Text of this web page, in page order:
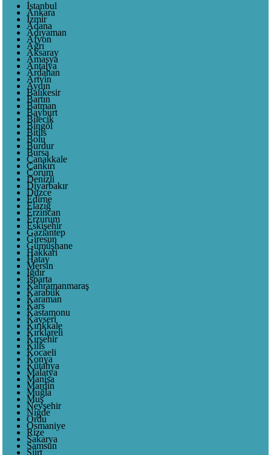
İstanbul
Ankara
İzmir
Adana
Adıyaman
Afyon
Ağrı
Aksaray
Amasya
Antalya
Ardahan
Artvin
Aydın
Balıkesir
Bartın
Batman
Bayburt
Bilecik
Bingöl
Bitlis
Bolu
Burdur
Bursa
Çanakkale
Çankırı
Çorum
Denizli
Diyarbakır
Düzce
Edirne
Elazığ
Erzincan
Erzurum
Eskişehir
Gaziantep
Giresun
Gümüşhane
Hakkari
Hatay
Mersin
Iğdır
Isparta
Kahramanmaraş
Karabük
Karaman
Kars
Kastamonu
Kayseri
Kırıkkale
Kırklareli
Kırşehir
Kilis
Kocaeli
Konya
Kütahya
Malatya
Manisa
Mardin
Muğla
Muş
Nevşehir
Niğde
Ordu
Osmaniye
Rize
Sakarya
Samsun
Siirt